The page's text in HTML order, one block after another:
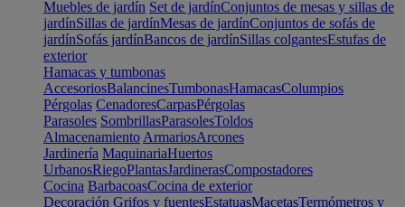
Muebles de jardín Set de jardínConjuntos de mesas y sillas de
jardínSillas de jardínMesas de jardínConjuntos de sofás de
jardínSofás jardínBancos de jardínSillas colgantesEstufas de
exterior
Hamacas y tumbonas
AccesoriosBalancinesTumbonasHamacasColumpios
Pérgolas CenadoresCarpasPérgolas
Parasoles SombrillasParasolesToldos
Almacenamiento ArmariosArcones
Jardinería MaquinariaHuertos
UrbanosRiegoPlantasJardinerasCompostadores
Cocina BarbacoasCocina de exterior
Decoración Grifos y fuentesEstatuasMacetasTermómetros y